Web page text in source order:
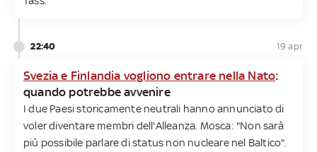
22:40 19 apr
Svezia e Finlandia vogliono entrare nella Nato:
quando potrebbe avvenire
I due Paesi storicamente neutrali hanno annunciato di
voler diventare membri dell'Alleanza. Mosca: "Non sarà
più possibile parlare di status non nucleare nel Baltico".